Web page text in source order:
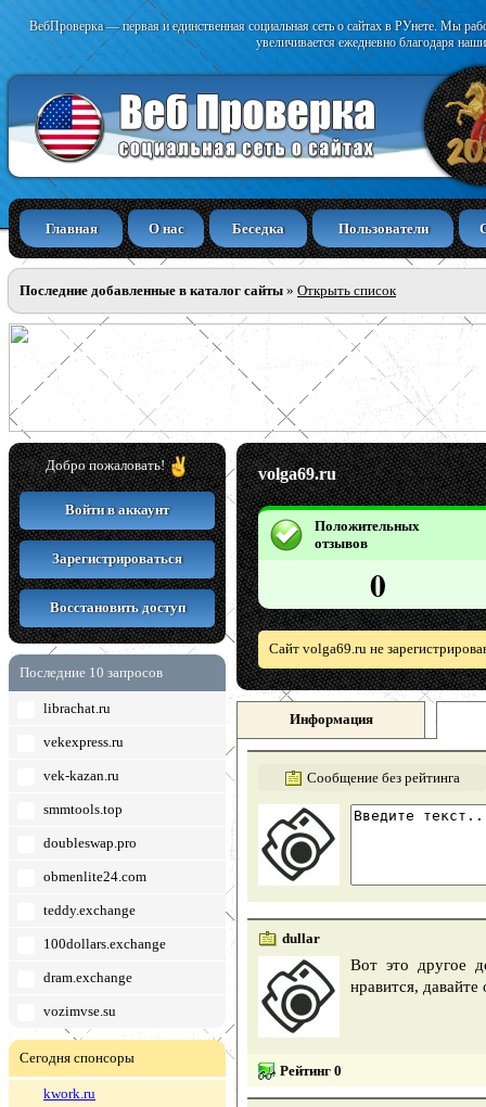
ВебПроверка — первая и единственная социальная сеть о сайтах в РУнете. Мы
увеличивается ежедневно благодаря
Главная О нас Беседка Пользователи
Последние добавленные в каталог сайты » Открыть список
Добро пожаловать!
Войти в аккаунт
Зарегистрироваться
Восстановить доступ
Последние 10 запросов
librachat.ru
vekexpress.ru
vek-kazan.ru
smmtools.top
doubleswap.pro
obmenlite24.com
teddy.exchange
100dollars.exchange
dram.exchange
vozimvse.su
Сегодня спонсоры
kwork.ru
volga69.ru
Положительных
отзывов
0
Сайт volga69.ru не
Информация
Сообщение без рейтинга
dullar
Вот это другое
нравится,
Рейтинг 0